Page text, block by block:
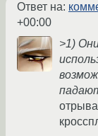
Ответ на:
+00:00
>1)